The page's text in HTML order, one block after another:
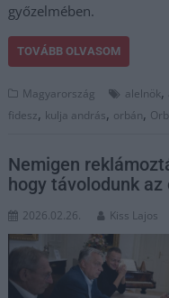
győzelmében.
TOVÁBB OLVASOM
Magyarország alelnök,
fidesz, kulja andrás, orbán,
Nemigen
hogy távolodunk az
2026.02.26. Kiss Lajos